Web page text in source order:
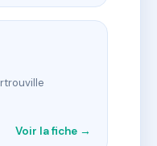
Voir la fiche →